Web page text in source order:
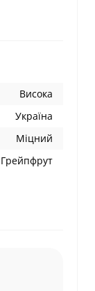
Висока
Україна
Міцний
Грейпфрут